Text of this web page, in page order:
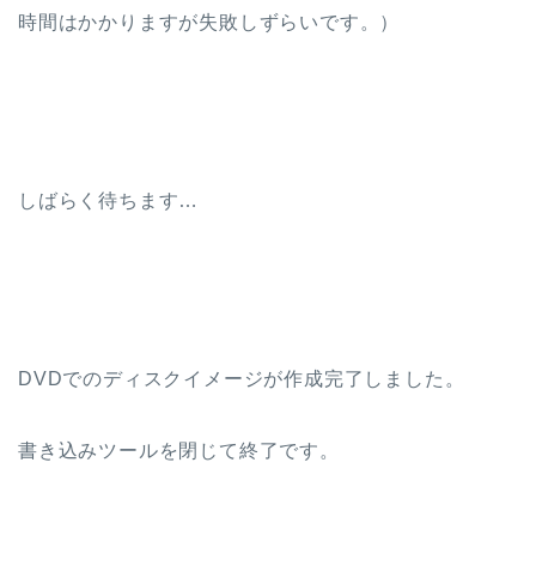
時間はかかりますが失敗しずらいです。）
しばらく待ちます…
DVDでのディスクイメージが作成完了しました。
書き込みツールを閉じて終了です。